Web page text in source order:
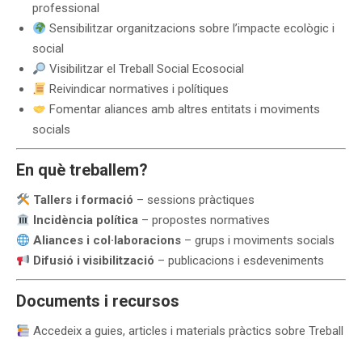
professional
Sensibilitzar organitzacions sobre l’impacte ecològic i
social
Visibilitzar el Treball Social Ecosocial
Reivindicar normatives i polítiques
Fomentar aliances amb altres entitats i moviments
socials
En què treballem?
Tallers i formació – sessions pràctiques
Incidència política – propostes normatives
Aliances i col·laboracions – grups i moviments socials
Difusió i visibilització – publicacions i esdeveniments
Documents i recursos
Accedeix a guies, articles i materials pràctics sobre Treball